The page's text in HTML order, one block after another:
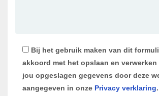
Bij het gebruik maken van dit
akkoord met het opslaan en
jou opgeslagen gegevens door deze
aangegeven in onze Privacy verklaring